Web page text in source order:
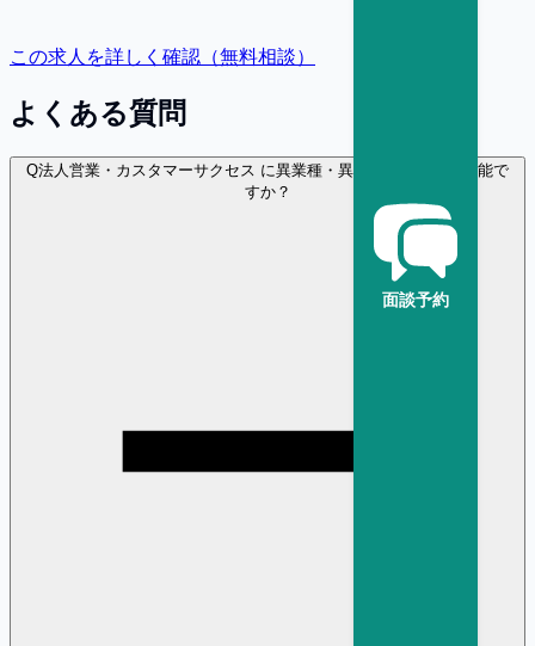
面談予約
この求人を詳しく確認（無料相談）
よくある質問
Q法人営業・カスタマーサクセス に異業種・異職種から転職は可能で
すか？